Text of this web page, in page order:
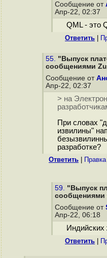
Сообщение от
Апр-22, 02:37
QML - это
Ответить
55. "Выпуск
сообщениями
Сообщение от
Апр-22, 02:37
> на
При словах
извилины"
разработке?
Ответить Правка
59. "Выпуск
сообщениями
Сообщение от
Апр-22, 06:18
Индийских
Ответить